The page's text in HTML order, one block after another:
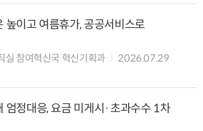
높이고 여름휴가, 공공서비스로
실 참여혁신국 혁신기획과
2026.07.29
엄정대응, 요금 미게시·초과수수 1차